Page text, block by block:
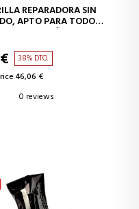
ADD TO CART
REPARADORA SIN
APTO PARA TODO
DAÑADO
38% DTO.
46,06 €
0 reviews